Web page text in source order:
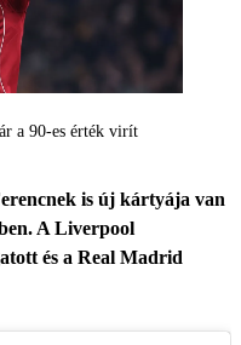
a 90-es érték virít
is új kártyája van
A Liverpool
és a Real Madrid